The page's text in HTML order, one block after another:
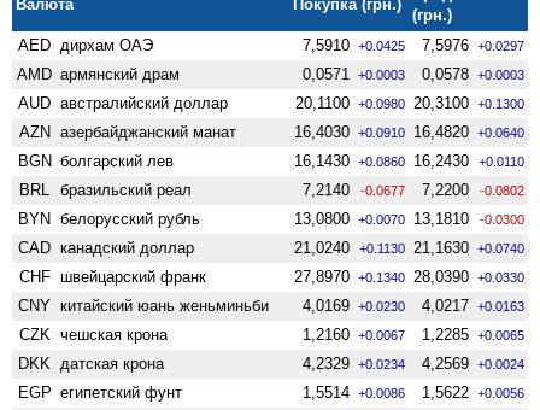
Валюта Покупка (грн.)
(грн.)
AED дирхам ОАЭ 7,5910 +0.0425 7,5976 +0.0297
AMD армянский драм 0,0571 +0.0003 0,0578 +0.0003
AUD австралийский доллар 20,1100 +0.0980 20,3100 +0.1300
AZN азербайджанский манат 16,4030 +0.0910 16,4820 +0.0640
BGN болгарский лев 16,1430 +0.0860 16,2430 +0.0110
BRL бразильский реал 7,2140 -0.0677 7,2200 -0.0802
BYN белорусский рубль 13,0800 +0.0070 13,1810 -0.0300
CAD канадский доллар 21,0240 +0.1130 21,1630 +0.0740
CHF швейцарский франк 27,8970 +0.1340 28,0390 +0.0330
CNY китайский юань женьминьби 4,0169 +0.0230 4,0217 +0.0163
CZK чешская крона 1,2160 +0.0067 1,2285 +0.0065
DKK датская крона 4,2329 +0.0234 4,2569 +0.0024
EGP египетский фунт 1,5514 +0.0086 1,5622 +0.0056